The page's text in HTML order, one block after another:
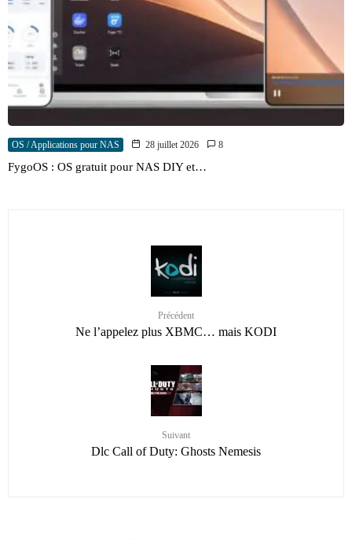
OS / Applications pour NAS 28 juillet 2026 8
FygoOS : OS gratuit pour NAS DIY et…
Précédent
Ne l’appelez plus XBMC… mais KODI
Suivant
Dlc Call of Duty: Ghosts Nemesis